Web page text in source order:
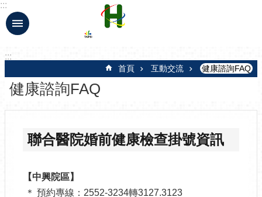
跳到主要內容區塊
:::
:::
首頁 互動交流 健康諮詢FAQ
健康諮詢FAQ
聯合醫院婚前健康檢查掛號資訊
【中興院區】
＊ 預約專線：2552-3234轉3127.3123